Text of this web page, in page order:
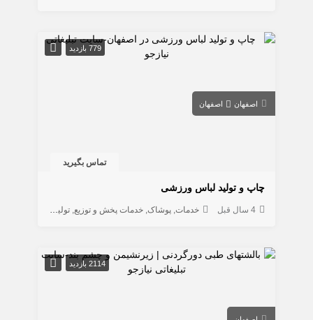
779 بازدید
اصفهان اصفهان
تماس بگیرید
چاپ و تولید لباس ورزشی
4 سال قبل خدمات پوشاک خدمات پخش و توزیع تولیدی
2114 بازدید